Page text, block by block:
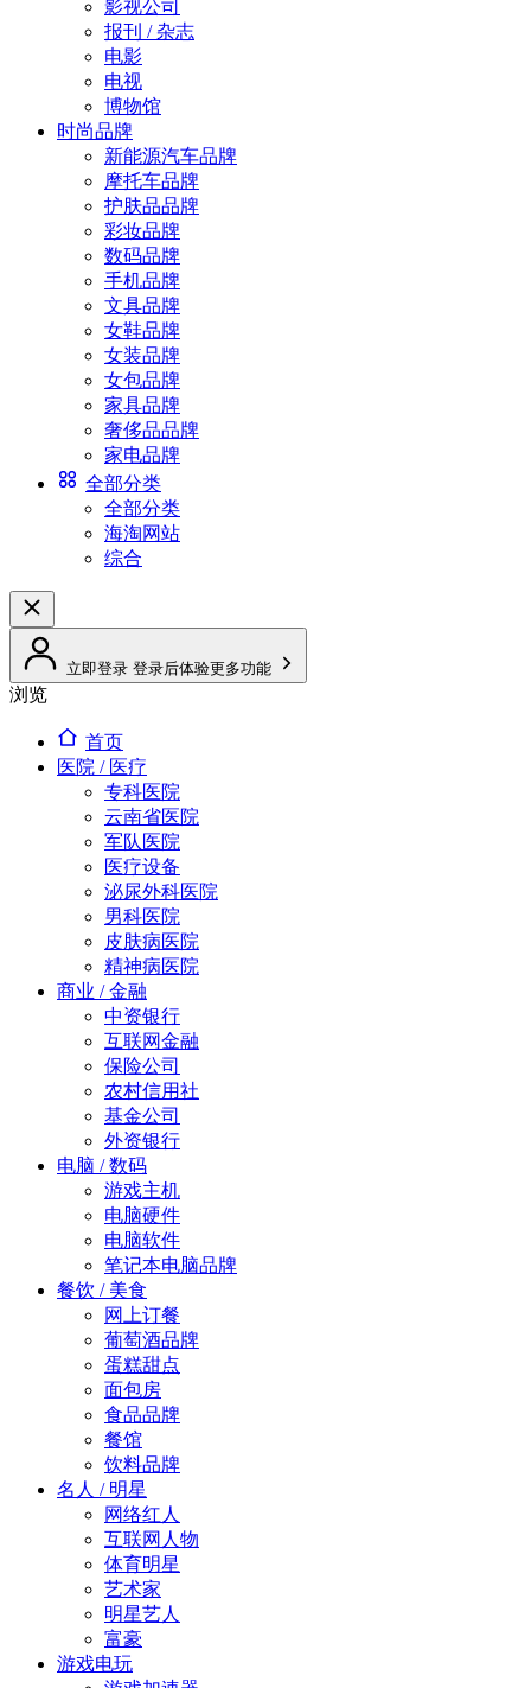
影视公司
报刊 / 杂志
电影
电视
博物馆
时尚品牌
新能源汽车品牌
摩托车品牌
护肤品品牌
彩妆品牌
数码品牌
手机品牌
文具品牌
女鞋品牌
女装品牌
女包品牌
家具品牌
奢侈品品牌
家电品牌
全部分类
全部分类
海淘网站
综合
立即登录 登录后体验更多功能
浏览
首页
医院 / 医疗
专科医院
云南省医院
军队医院
医疗设备
泌尿外科医院
男科医院
皮肤病医院
精神病医院
商业 / 金融
中资银行
互联网金融
保险公司
农村信用社
基金公司
外资银行
电脑 / 数码
游戏主机
电脑硬件
电脑软件
笔记本电脑品牌
餐饮 / 美食
网上订餐
葡萄酒品牌
蛋糕甜点
面包房
食品品牌
餐馆
饮料品牌
名人 / 明星
网络红人
互联网人物
体育明星
艺术家
明星艺人
富豪
游戏电玩